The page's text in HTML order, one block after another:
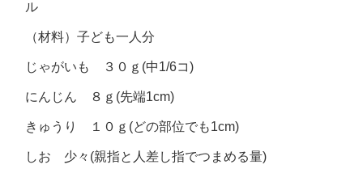
ル
（材料）子ども一人分
じゃがいも ３０ｇ(中1/6コ)
にんじん ８ｇ(先端1cm)
きゅうり １０ｇ(どの部位でも1cm)
しお 少々(親指と人差し指でつまめる量)